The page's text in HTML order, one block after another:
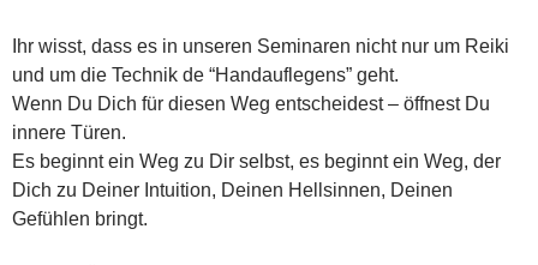
Ihr wisst, dass es in unseren Seminaren nicht nur um Reiki
und um die Technik de “Handauflegens” geht.
Wenn Du Dich für diesen Weg entscheidest – öffnest Du
innere Türen.
Es beginnt ein Weg zu Dir selbst, es beginnt ein Weg, der
Dich zu Deiner Intuition, Deinen Hellsinnen, Deinen
Gefühlen bringt.